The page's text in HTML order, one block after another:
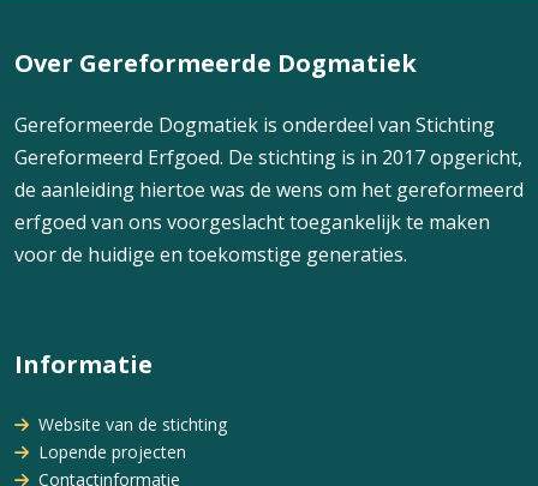
Over Gereformeerde Dogmatiek
Gereformeerde Dogmatiek is onderdeel van Stichting
Gereformeerd Erfgoed. De stichting is in 2017 opgericht,
de aanleiding hiertoe was de wens om het gereformeerd
erfgoed van ons voorgeslacht toegankelijk te maken
voor de huidige en toekomstige generaties.
Informatie
Website van de stichting
Lopende projecten
Contactinformatie